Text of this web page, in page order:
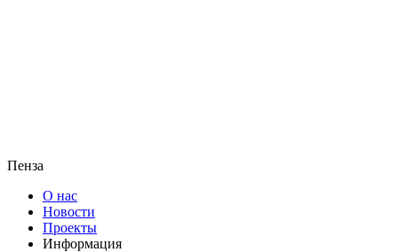
Пенза
О нас
Новости
Проекты
Информация